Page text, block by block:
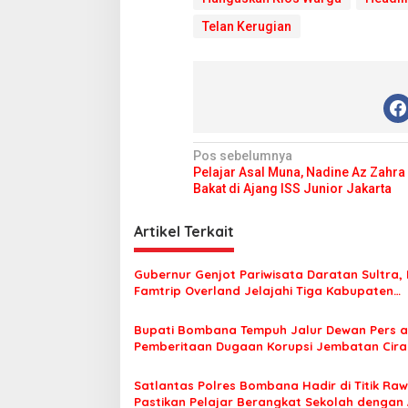
J
Telan Kerugian
N
a
i
g
a
i
o
Pos sebelumnya
Pelajar Asal Muna, Nadine Az Zahra
Bakat di Ajang ISS Junior Jakarta
Artikel Terkait
Gubernur Genjot Pariwisata Daratan Sultra,
Famtrip Overland Jelajahi Tiga Kabupaten
Bupati Bombana Tempuh Jalur Dewan Pers
Pemberitaan Dugaan Korupsi Jembatan
Satlantas Polres Bombana Hadir di Titik
Pastikan Pelajar Berangkat Sekolah dengan